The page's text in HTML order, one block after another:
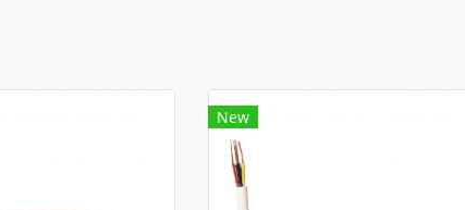
New